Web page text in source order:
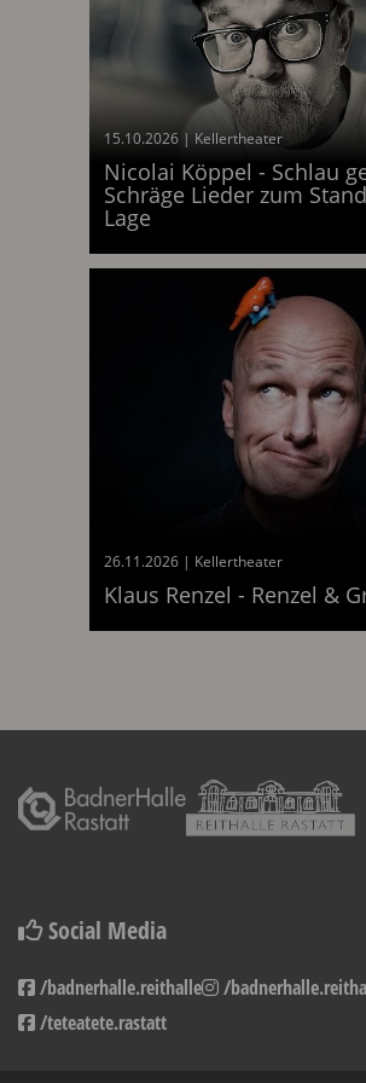
15.10.2026 | Kellertheater
Nicolai Köppel - Schlau
Schräge Lieder zum
Lage am 15.10.2026
26.11.2026 | Kellertheater
Klaus Renzel - Renzel &
Social Media
/badnerhalle.reithalle
/
/teteatete.rastatt